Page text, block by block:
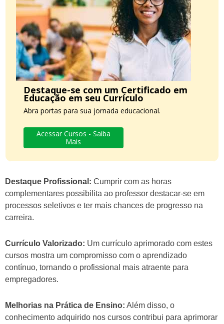
Destaque-se com um Certificado em
Educação em seu Currículo
Abra portas para sua jornada educacional.
Acessar Cursos - Saiba
Mais
Destaque Profissional: Cumprir com as horas
complementares possibilita ao professor destacar-se em
processos seletivos e ter mais chances de progresso na
carreira.
Currículo Valorizado: Um currículo aprimorado com estes
cursos mostra um compromisso com o aprendizado
contínuo, tornando o profissional mais atraente para
empregadores.
Melhorias na Prática de Ensino: Além disso, o
conhecimento adquirido nos cursos contribui para aprimorar